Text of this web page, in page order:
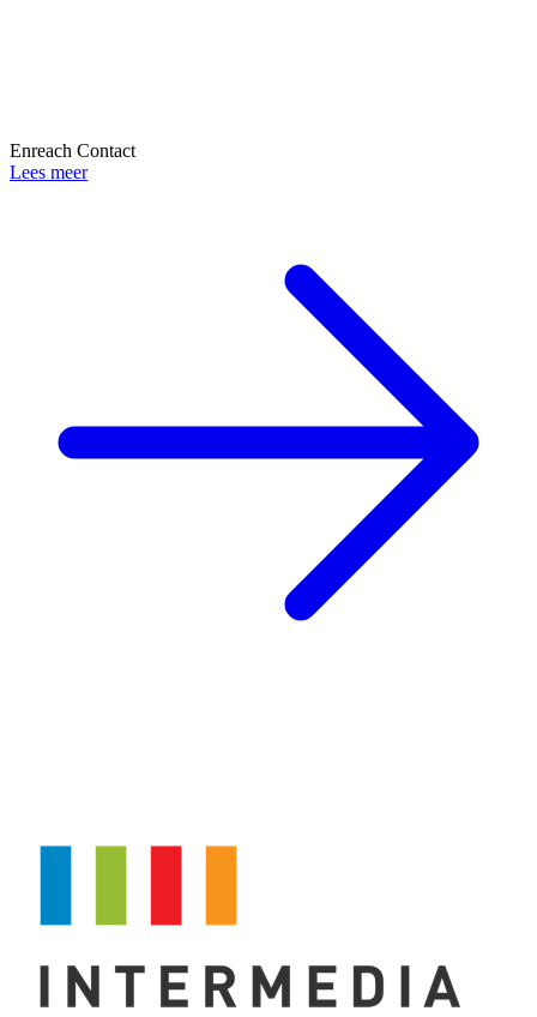
Enreach Contact
Lees meer